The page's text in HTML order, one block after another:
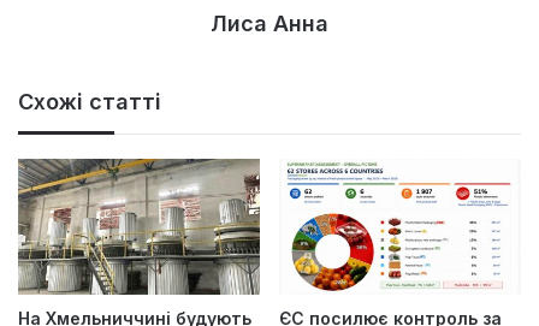
Лиса Анна
Схожі статті
На Хмельниччині будують
ЄС посилює контроль за